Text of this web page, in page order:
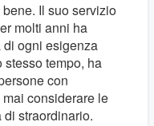
Il suo servizio
molti anni ha
di ogni esigenza
tempo, ha
con
considerare le
straordinario.